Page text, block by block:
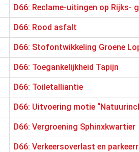
D66: Reclame-uitingen op Rijks-
D66: Rood asfalt
D66: Stofontwikkeling Groene
D66: Toegankelijkheid Tapijn
D66: Toiletalliantie
D66: Uitvoering motie
D66: Vergroening Sphinxkwartier
D66: Verkeersoverlast en